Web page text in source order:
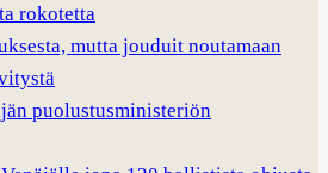
rokotetta
mutta jouduit noutamaan
puolustusministeriön